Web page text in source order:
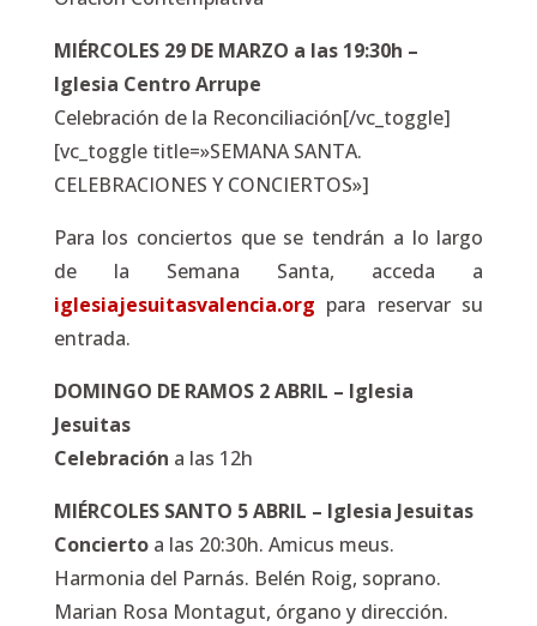
MIÉRCOLES 29 DE MARZO a las 19:30h –
Iglesia Centro Arrupe
Celebración de la Reconciliación[/vc_toggle]
[vc_toggle title=»SEMANA SANTA.
CELEBRACIONES Y CONCIERTOS»]
Para los conciertos que se tendrán a lo largo
de la Semana Santa, acceda a
iglesiajesuitasvalencia.org para reservar su
entrada.
DOMINGO DE RAMOS 2 ABRIL – Iglesia
Jesuitas
Celebración a las 12h
MIÉRCOLES SANTO 5 ABRIL – Iglesia Jesuitas
Conciertoa las 20:30h. Amicus meus.
Harmonia del Parnás. Belén Roig, soprano.
Marian Rosa Montagut, órgano y dirección.